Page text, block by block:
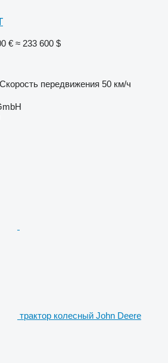
€ ≈ 233 600 $
Скорость передвижения 50 км/ч
трактор колесный John Deere